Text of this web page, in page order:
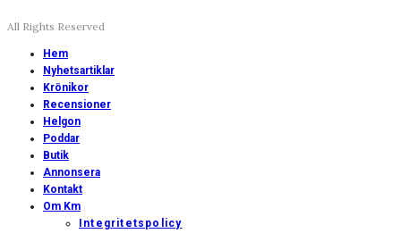
All Rights Reserved
Hem
Nyhetsartiklar
Krönikor
Recensioner
Helgon
Poddar
Butik
Annonsera
Kontakt
Om Km
Integritetspolicy